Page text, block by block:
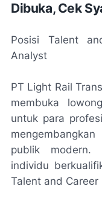
Dibuka, Cek
Posisi Talent
Analyst
PT Light Rail
membuka
untuk para
publik modern.
individu
Talent and